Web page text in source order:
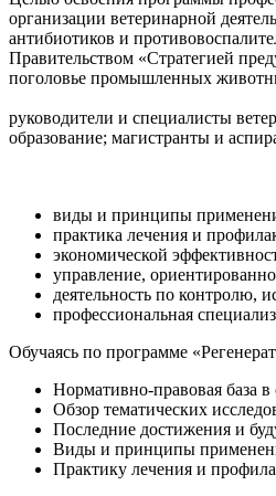
организации ветеринарной
антибиотиков и
Правительством «Стратегией
поголовье промышленных
руководители и специалисты
образование; магистранты и
виды и принципы
практика лечения и
экономической
управление,
деятельность по контролю,
профессиональная
Обучаясь по программе
Нормативно-правовая база в
Обзор тематических
Последние достижения и
Виды и принципы
Практику лечения и